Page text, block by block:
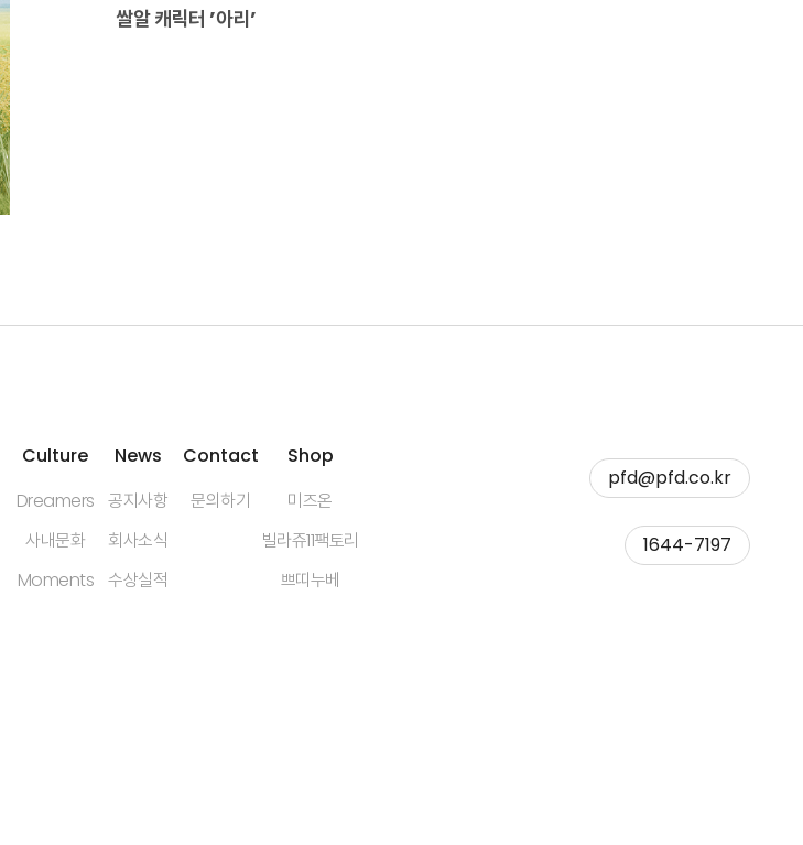
쌀알 캐릭터 ’아리’
Culture
Dreamers
사내문화
Moments
News
공지사항
회사소식
수상실적
Contact
문의하기
Shop
미즈온
빌라쥬11팩토리
쁘띠누베
pfd@pfd.co.kr
1644-7197